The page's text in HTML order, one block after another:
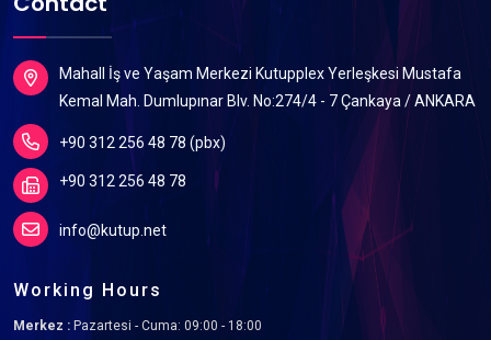
Mahall İş ve Yaşam Merkezi Kutupplex Yerleşkesi Mustafa
Kemal Mah. Dumlupınar Blv. No:274/4 - 7 Çankaya / ANKARA
+90 312 256 48 78 (pbx)
+90 312 256 48 78
info@kutup.net
Working Hours
Merkez : Pazartesi - Cuma: 09:00 - 18:00